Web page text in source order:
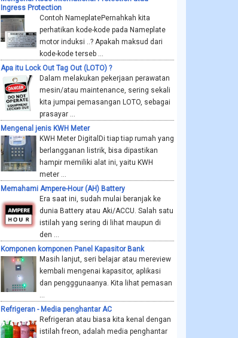
Ingress Protection
Contoh NameplatePernahkah kita
perhatikan kode-kode pada Nameplate
motor induksi ..? Apakah maksud dari
kode-kode terseb ...
Apa itu Lock Out Tag Out (LOTO) ?
Dalam melakukan pekerjaan perawatan
mesin/atau maintenance, sering sekali
kita jumpai pemasangan LOTO, sebagai
prasayar ...
Mengenal jenis KWH Meter
KWH Meter DigitalDi tiap tiap rumah yang
berlangganan listrik, bisa dipastikan
hampir memiliki alat ini, yaitu KWH
meter ...
Memahami Ampere-Hour (AH) Battery
Era saat ini, sudah mulai beranjak ke
dunia Battery atau Aki/ACCU. Salah satu
istilah yang sering di lihat maupun di
den ...
Komponen komponen Panel Kapasitor Bank
Masih lanjut, seri belajar atau mereview
kembali mengenai kapasitor, aplikasi
dan pengggunaanya. Kita lihat pemasan
...
Refrigeran - Media penghantar AC
Refrigeran atau biasa kita kenal dengan
istilah freon, adalah media penghantar